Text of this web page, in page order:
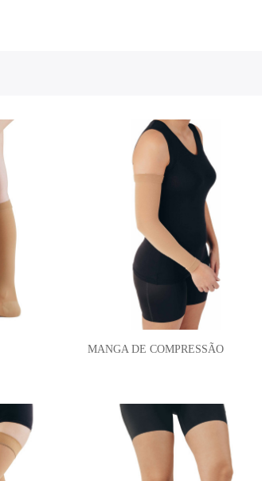
MANGA DE COMPRESSÃO